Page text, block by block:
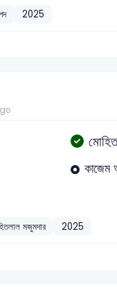
2025
কাজেম
মজুমদার 2025